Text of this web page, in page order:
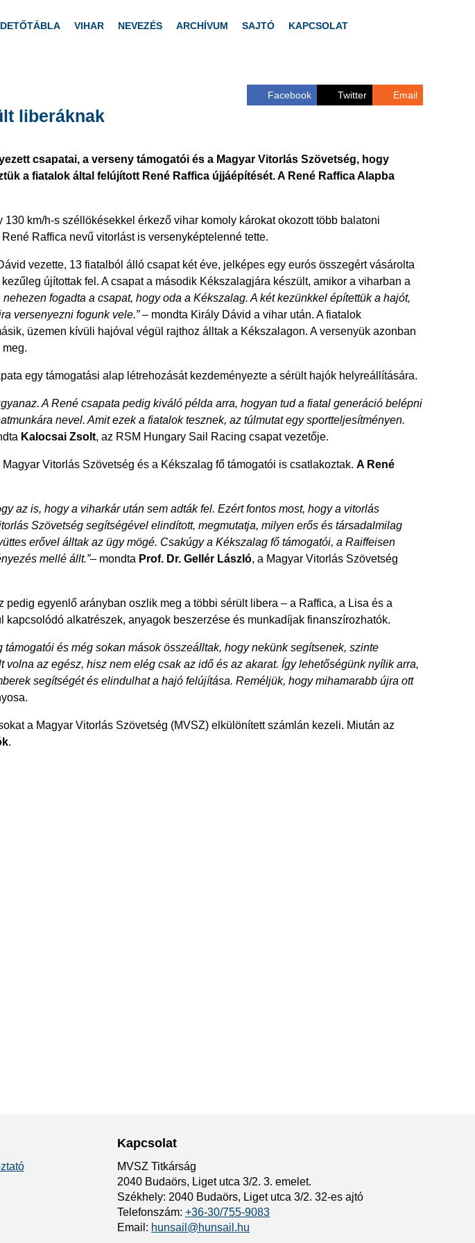
VIHAR NEVEZÉS ARCHÍVUM SAJTÓ KAPCSOLAT
Facebook Twitter Email
liberáknak
csapatai, a verseny támogatói és a Magyar Vitorlás Szövetség, hogy
a fiatalok által felújított René Raffica újjáépítését. A René Raffica Alapba
km/h-s széllökésekkel érkező vihar komoly károkat okozott több balatoni
Raffica nevű vitorlást is versenyképtelenné tette.
vezette, 13 fiatalból álló csapat két éve, jelképes egy eurós összegért vásárolta
újítottak fel. A csapat a második Kékszalagjára készült, amikor a viharban a
nehezen fogadta a csapat, hogy oda a Kékszalag. A két kezünkkel építettük a hajót,
versenyezni fogunk vele.”– mondta Király Dávid a vihar után. A fiatalok
üzemen kívüli hajóval végül rajthoz álltak a Kékszalagon. A versenyük azonban
egy támogatási alap létrehozását kezdeményezte a sérült hajók helyreállítására.
A René csapata pedig kiváló példa arra, hogyan tud a fiatal generáció belépni
nevel. Amit ezek a fiatalok tesznek, az túlmutat egy sportteljesítményen.
Kalocsai Zsolt, az RSM Hungary Sail Racing csapat vezetője.
Vitorlás Szövetség és a Kékszalag fő támogatói is csatlakoztak. A René
az is, hogy a viharkár után sem adták fel. Ezért fontos most, hogy a vitorlás
Szövetség segítségével elindított, megmutatja, milyen erős és társadalmilag
erővel álltak az ügy mögé. Csakúgy a Kékszalag fő támogatói, a Raiffeisen
mellé állt.”– mondta Prof. Dr. Gellér László, a Magyar Vitorlás Szövetség
egyenlő arányban oszlik meg a többi sérült libera – a Raffica, a Lisa és a
alkatrészek, anyagok beszerzése és munkadíjak finanszírozhatók.
és még sokan mások összeálltak, hogy nekünk segítsenek, szinte
az egész, hisz nem elég csak az idő és az akarat. Így lehetőségünk nyílik arra,
segítségét és elindulhat a hajó felújítása. Reméljük, hogy mihamarabb újra ott
a Magyar Vitorlás Szövetség (MVSZ) elkülönített számlán kezeli. Miután az
.
Kapcsolat
MVSZ Titkárság
2040 Budaörs, Liget utca 3/2. 3. emelet.
Székhely: 2040 Budaörs, Liget utca 3/2. 32-es ajtó
Telefonszám:+36-30/755-9083
Email: hunsail@hunsail.hu